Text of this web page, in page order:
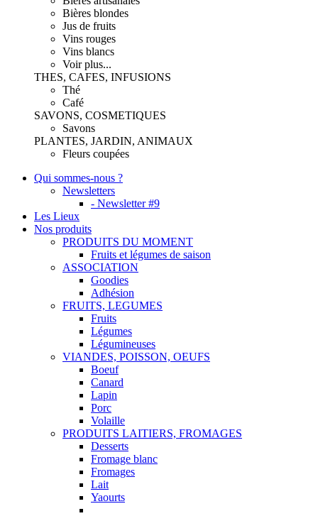
Bières blondes
Jus de fruits
Vins rouges
Vins blancs
Voir plus...
THES, CAFES, INFUSIONS
Thé
Café
SAVONS, COSMETIQUES
Savons
PLANTES, JARDIN, ANIMAUX
Fleurs coupées
Qui sommes-nous ?
Newsletters
- Newsletter #9
Les Lieux
Nos produits
PRODUITS DU MOMENT
Fruits et légumes de saison
ASSOCIATION
Goodies
Adhésion
FRUITS, LEGUMES
Fruits
Légumes
Légumineuses
VIANDES, POISSON, OEUFS
Boeuf
Canard
Lapin
Porc
Volaille
PRODUITS LAITIERS, FROMAGES
Desserts
Fromage blanc
Fromages
Lait
Yaourts